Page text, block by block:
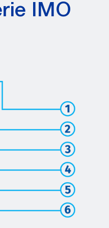
IMO